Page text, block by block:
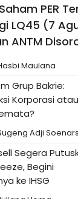
PER
LQ45 (7
ANTM
Maulana
Grup Bakrie:
Korporasi atau
Adji
Segera
Begini
ke IHSG